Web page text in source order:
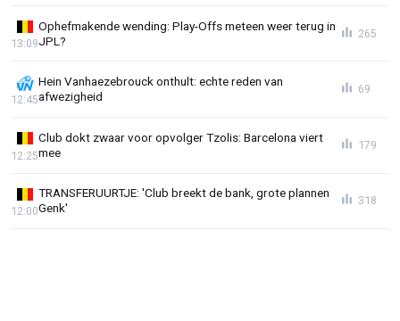
Ophefmakende wending: Play-Offs meteen weer terug in
JPL?
13:09
265
Hein Vanhaezebrouck onthult: echte reden van
afwezigheid
12:45
69
Club dokt zwaar voor opvolger Tzolis: Barcelona viert
mee
12:25
179
TRANSFERUURTJE: 'Club breekt de bank, grote plannen
Genk'
12:00
318